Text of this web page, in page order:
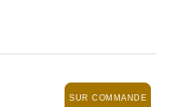
SUR COMMANDE
SUR COMMANDE